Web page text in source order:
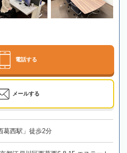
電話する
メールする
葛西駅」徒歩2分